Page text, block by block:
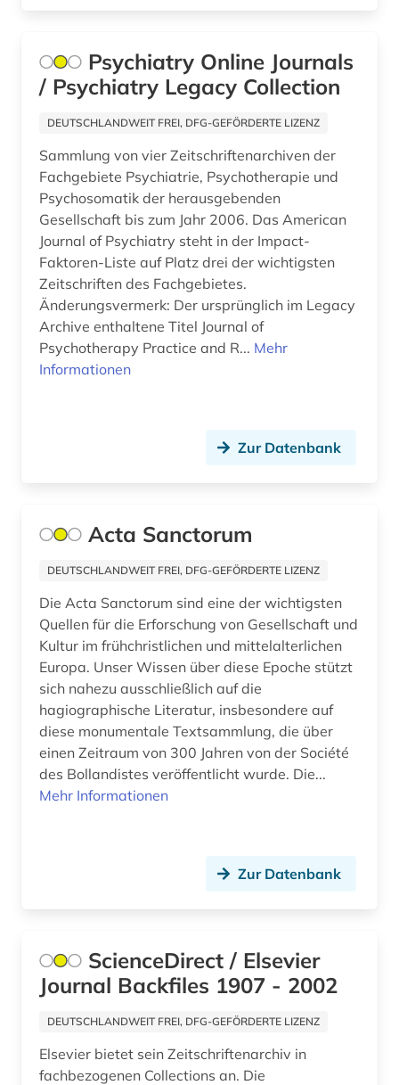
altamerikanistik (1)
altdänisch (3)
alte drucke (2)
alte geschichte (9)
alte landesschule korbach (1)
alte nationalgalerie (2)
alte sorte (1)
alter druck (2)
alter orient (7)
altern (2)
alternativbewegung (2)
alternative (5)
altertum (31)
altertumswissenschaft (35)
altertumswissenschaften (13)
altes buch (17)
Psychiatry Online Journals
/ Psychiatry Legacy Collection
DEUTSCHLANDWEIT FREI, DFG-GEFÖRDERTE LIZENZ
Sammlung von vier Zeitschriftenarchiven der
Fachgebiete Psychiatrie, Psychotherapie und
Psychosomatik der herausgebenden
Gesellschaft bis zum Jahr 2006. Das American
Journal of Psychiatry steht in der Impact-
Faktoren-Liste auf Platz drei der wichtigsten
Zeitschriften des Fachgebietes.
Änderungsvermerk: Der ursprünglich im Legacy
Archive enthaltene Titel Journal of
Psychotherapy Practice and R... Mehr
Informationen
Zur Datenbank
Acta Sanctorum
DEUTSCHLANDWEIT FREI, DFG-GEFÖRDERTE LIZENZ
Die Acta Sanctorum sind eine der wichtigsten
Quellen für die Erforschung von Gesellschaft und
Kultur im frühchristlichen und mittelalterlichen
Europa. Unser Wissen über diese Epoche stützt
sich nahezu ausschließlich auf die
hagiographische Literatur, insbesondere auf
diese monumentale Textsammlung, die über
einen Zeitraum von 300 Jahren von der Société
des Bollandistes veröffentlicht wurde. Die...
Mehr Informationen
Zur Datenbank
ScienceDirect / Elsevier
Journal Backfiles 1907 - 2002
DEUTSCHLANDWEIT FREI, DFG-GEFÖRDERTE LIZENZ
Elsevier bietet sein Zeitschriftenarchiv in
fachbezogenen Collections an. Die